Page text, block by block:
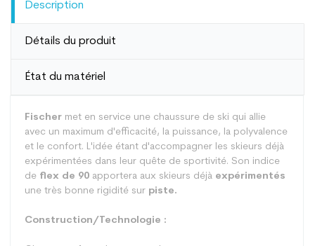
Description
Détails du produit
État du matériel
Fischer met en service une chaussure de ski qui allie
avec un maximum d'efficacité, la puissance, la polyvalence
et le confort. L'idée étant d'accompagner les skieurs déjà
expérimentées dans leur quête de sportivité. Son indice
de flex de 90 apportera aux skieurs déjà expérimentés
une très bonne rigidité sur piste.
Construction/Technologie :